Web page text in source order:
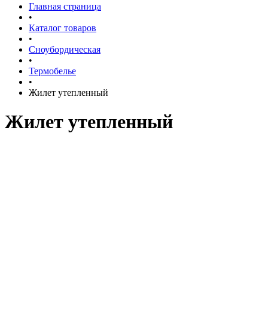
Главная страница
•
Каталог товаров
•
Сноубордическая
•
Термобелье
•
Жилет утепленный
Жилет утепленный